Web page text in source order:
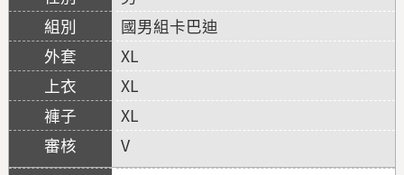
國男組卡巴迪
XL
XL
XL
V